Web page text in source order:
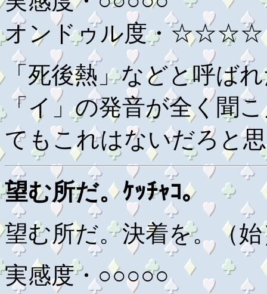
オンドゥル度・☆☆☆☆
「死後熱」などと呼ば
「イ」の発音が全く聞
てもこれはないだろと
望む所だ。ｹｯﾁｬｺ。
望む所だ。決着を。（
実感度・○○○○○